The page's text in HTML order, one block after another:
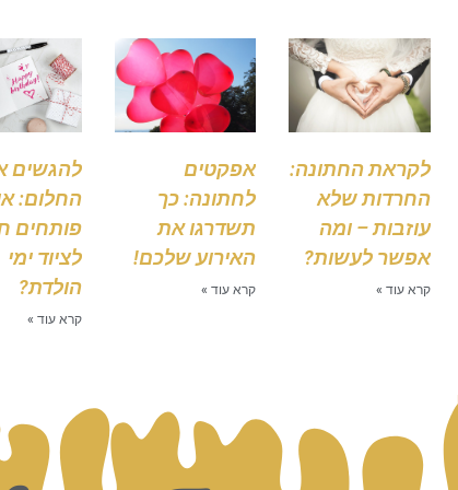
לקראת החתונה:
החרדות שלא
עוזבות – ומה
אפשר לעשות?
קרא עוד »
אפקטים
לחתונה: כך
תשדרגו את
האירוע שלכם!
קרא עוד »
להגשים
החלום:
פותחים
לציוד ימי
הולדת?
קרא עוד »